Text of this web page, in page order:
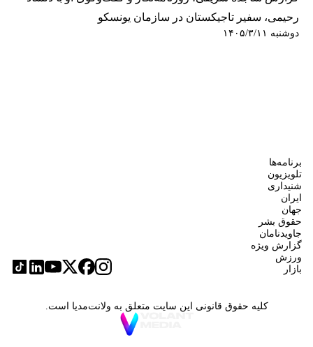
رحیمی، سفیر تاجیکستان در سازمان یونسکو
دوشنبه ۱۴۰۵/۳/۱۱
برنامه‌ها
تلویزیون
شنیداری
ایران
جهان
حقوق بشر
جاویدنامان
گزارش ویژه
ورزش
بازار
کلیه حقوق قانونی این سایت متعلق به ولانت‌مدیا است.